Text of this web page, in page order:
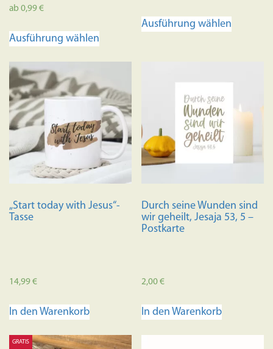
Bewertet
von 5
ab 0,99€
Ausführung wählen
Varianten
auf.
Die
Optionen
können
auf
der
gewählt
Ausführung wählen
Die
der
werden
„Start today with Jesus“-
Tasse
14,99€
In den Warenkorb
Durch seine Wunden sind
wir geheilt, Jesaja 53, 5 –
Postkarte
2,00€
In den Warenkorb
GRATIS